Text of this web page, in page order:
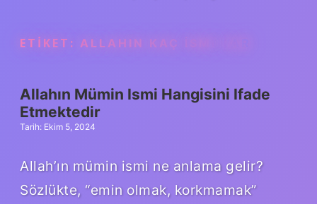
ETIKET: ALLAHIN KAÇ ISMI VAR
Allahın Mümin Ismi Hangisini Ifade
Etmektedir
Tarih: Ekim 5, 2024
Allah’ın mümin ismi ne anlama gelir?
Sözlükte, “emin olmak, korkmamak”